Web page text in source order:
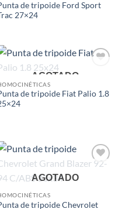
de tripoide Ford Sport
27×24
AGOTADO
de tripoide Fiat Palio 1.8
AGOTADO
de tripoide Chevrolet